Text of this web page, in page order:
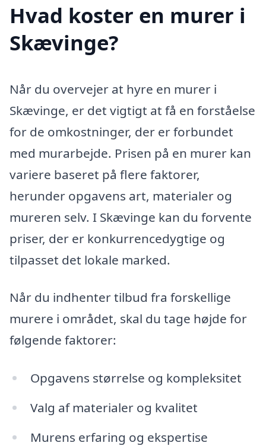
Hvad koster en murer i
Skævinge?
Når du overvejer at hyre en murer i
Skævinge, er det vigtigt at få en forståelse
for de omkostninger, der er forbundet
med murarbejde. Prisen på en murer kan
variere baseret på flere faktorer,
herunder opgavens art, materialer og
mureren selv. I Skævinge kan du forvente
priser, der er konkurrencedygtige og
tilpasset det lokale marked.
Når du indhenter tilbud fra forskellige
murere i området, skal du tage højde for
følgende faktorer:
Opgavens størrelse og kompleksitet
Valg af materialer og kvalitet
Murens erfaring og ekspertise